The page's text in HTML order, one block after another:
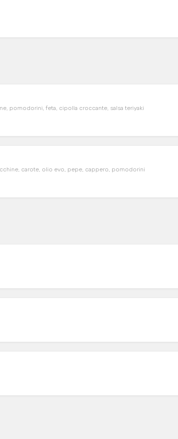
pomodorini, feta, cipolla croccante, salsa teriyaki
carote, olio evo, pepe, cappero, pomodorini